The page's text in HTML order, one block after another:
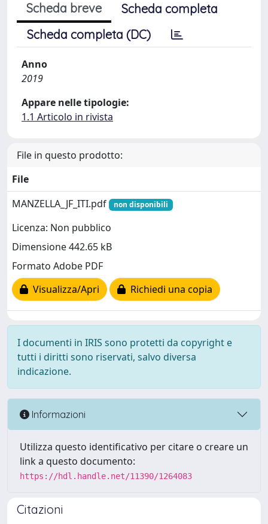
Scheda breve
Scheda completa
Scheda completa (DC)
Anno
2019
Appare nelle tipologie:
1.1 Articolo in rivista
File in questo prodotto:
File
MANZELLA_JF_ITI.pdf
non disponibili
Licenza: Non pubblico
Dimensione 442.65 kB
Formato Adobe PDF
Visualizza/Apri
Richiedi una copia
I documenti in IRIS sono protetti da copyright e
tutti i diritti sono riservati, salvo diversa
indicazione.
Informazioni
Utilizza questo identificativo per citare o creare un
link a questo documento:
https://hdl.handle.net/11390/1264083
Citazioni